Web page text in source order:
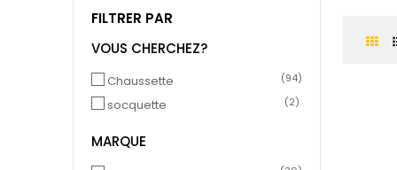
FILTRER PAR
VOUS CHERCHEZ?
Chaussette (94)
socquette (2)
MARQUE